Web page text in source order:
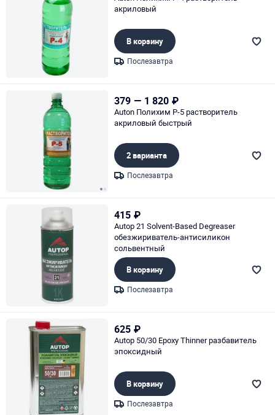
акриловый
В корзину
Послезавтра
379 — 1 820 ₽
Auton Полихим Р-5 растворитель
акриловый быстрый
2 варианта
Послезавтра
415 ₽
Autop 21 Solvent-Based Degreaser
обезжириватель-антисиликон
сольвентный
В корзину
Послезавтра
625 ₽
Autop 50/30 Epoxy Thinner разбавитель
эпоксидный
В корзину
Послезавтра